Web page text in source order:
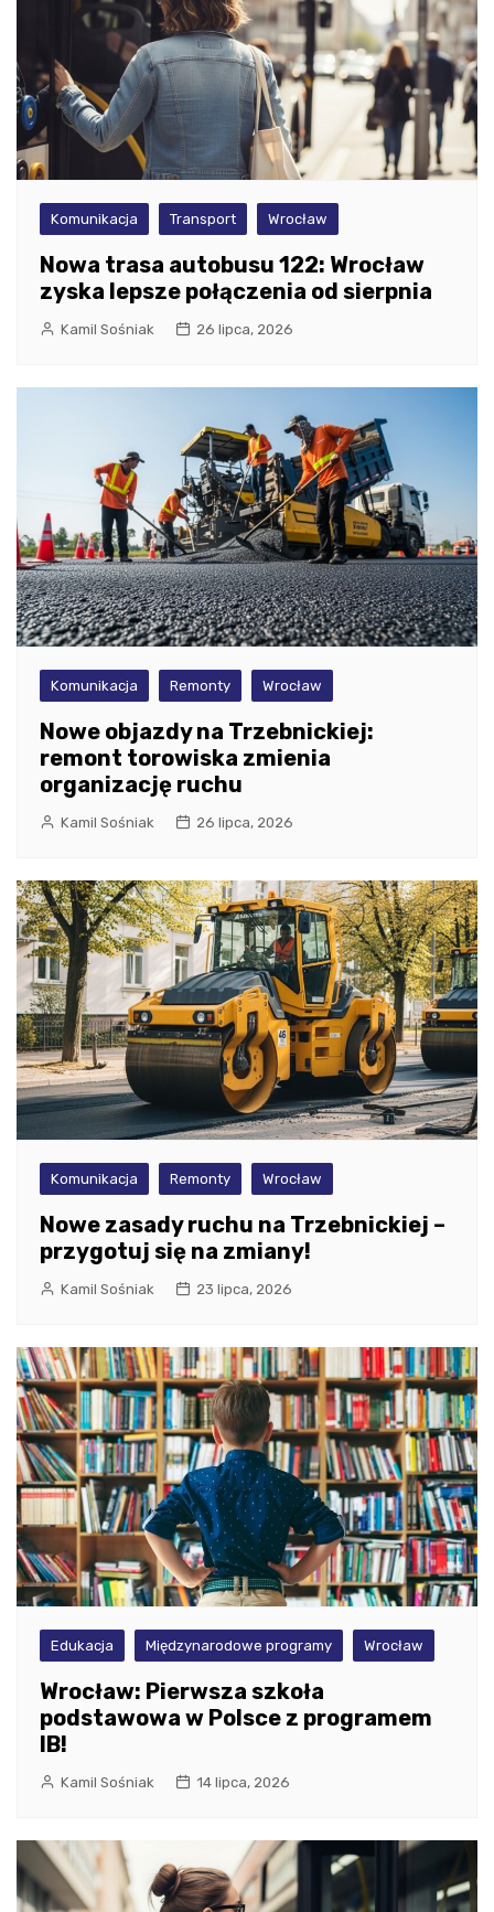
Komunikacja Transport Wrocław
Nowa trasa autobusu 122: Wrocław
zyska lepsze połączenia od sierpnia
Kamil Sośniak 26 lipca, 2026
Komunikacja Remonty Wrocław
Nowe objazdy na Trzebnickiej:
remont torowiska zmienia
organizację ruchu
Kamil Sośniak 26 lipca, 2026
Komunikacja Remonty Wrocław
Nowe zasady ruchu na Trzebnickiej –
przygotuj się na zmiany!
Kamil Sośniak 23 lipca, 2026
Edukacja Międzynarodowe programy Wrocław
Wrocław: Pierwsza szkoła
podstawowa w Polsce z programem
IB!
Kamil Sośniak 14 lipca, 2026